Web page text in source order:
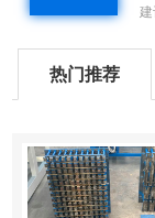
热门推荐